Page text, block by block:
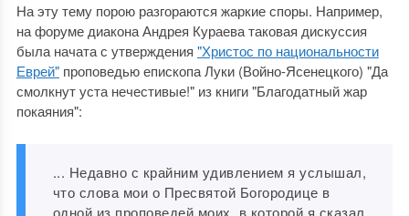
На эту тему порою разгораются жаркие споры. Например,
на форуме диакона Андрея Кураева таковая дискуссия
была начата с утверждения "Христос по национальности
Еврей"проповедью епископа Луки (Войно-Ясенецкого) "Да
смолкнут уста нечестивые!" из книги "Благодатный жар
покаяния":
... Недавно с крайним удивлением я услышал,
что слова мои о Пресвятой Богородице в
одной из проповедей моих, в которой я сказал,